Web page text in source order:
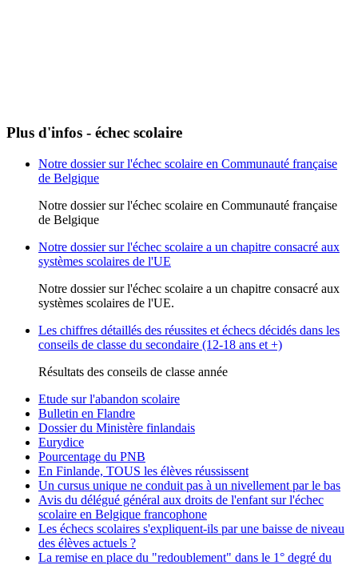
Plus d'infos - échec scolaire
Notre dossier sur l'échec scolaire en Communauté française
de Belgique
Notre dossier sur l'échec scolaire en Communauté française
de Belgique
Notre dossier sur l'échec scolaire a un chapitre consacré aux
systèmes scolaires de l'UE
Notre dossier sur l'échec scolaire a un chapitre consacré aux
systèmes scolaires de l'UE.
Les chiffres détaillés des réussites et échecs décidés dans les
conseils de classe du secondaire (12-18 ans et +)
Résultats des conseils de classe année
Etude sur l'abandon scolaire
Bulletin en Flandre
Dossier du Ministère finlandais
Eurydice
Pourcentage du PNB
En Finlande, TOUS les élèves réussissent
Un cursus unique ne conduit pas à un nivellement par le bas
Avis du délégué général aux droits de l'enfant sur l'échec
scolaire en Belgique francophone
Les échecs scolaires s'expliquent-ils par une baisse de niveau
des élèves actuels ?
La remise en place du "redoublement" dans le 1° degré du